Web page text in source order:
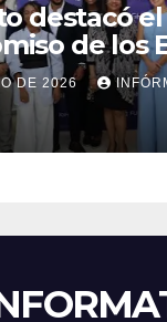
destacó el
de los
la
DE 2026